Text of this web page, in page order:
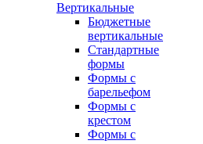
Вертикальные
Бюджетные
вертикальные
Стандартные
формы
Формы с
барельефом
Формы с
крестом
Формы с